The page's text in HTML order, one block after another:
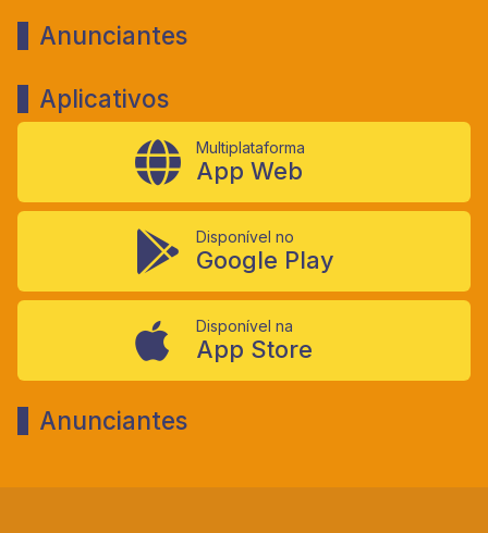
Anunciantes
Aplicativos
Multiplataforma
App Web
Disponível no
Google Play
Disponível na
App Store
Anunciantes